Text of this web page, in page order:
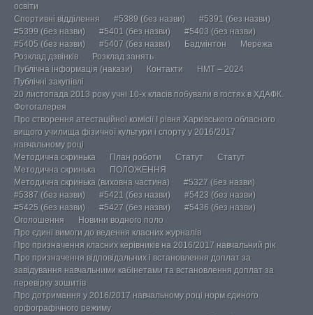
освіти
Спортивні відділення
#5389 (без назви)
#5391 (без назви)
#5399 (без назви)
#5401 (без назви)
#5403 (без назви)
#5405 (без назви)
#5407 (без назви) Бадмінтон
Мережа
Розклад дзвінків
Розклад занять
Публічна інформація (накази)
Контакти
НМТ – 2024
Публічні закупівлі
20 листопада 2013 року учні 10-х класів побували в гостях в ХДАФК.
Фотогалерея
Про створення атестаційної комісії І рівня Харківського обласного
вищого училища фізичної культури і спорту у 2016/2017
навчальному році
Методична скринька
План роботи Статут
Статут
Методична скринька
ПОЛОЖЕННЯ
Методична скринька (виховна частина)
#5327 (без назви)
#5387 (без назви)
#5421 (без назви)
#5423 (без назви)
#5425 (без назви)
#5427 (без назви)
#5436 (без назви)
Оголошення
Новини водного поло
Про єдині вимоги до ведення класних журналів
Про призначення класних керівників на 2016/2017 навчальний рік
Про призначення відповідальних і встановлення доплат за
завідування навчальними кабінетами та встановлення доплат за
перевірку зошитів
Про дотримання у 2016/2017 навчальному році норм єдиного
орфографічного режиму